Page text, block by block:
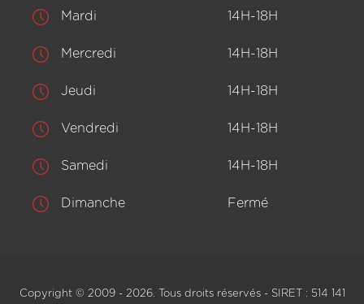
Mardi 14H-18H
Mercredi 14H-18H
Jeudi 14H-18H
Vendredi 14H-18H
Samedi 14H-18H
Dimanche Fermé
Copyright © 2009 - 2026. Tous droits réservés - SIRET : 514 141